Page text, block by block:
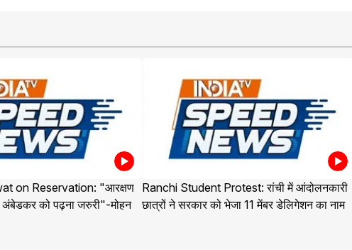
on Reservation: "आरक्षण
को पढ़ना जरुरी"-मोहन
Ranchi Student Protest: रांची में आंदोलनकारी
छात्रों ने सरकार को भेजा 11 मेंबर डेलिगेशन का नाम